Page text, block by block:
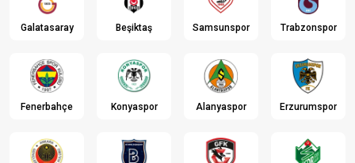
Galatasaray Beşiktaş Samsunspor Trabzonspor
Fenerbahçe Konyaspor Alanyaspor Erzurumspor